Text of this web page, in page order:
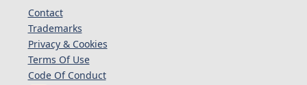
Contact
Trademarks
Privacy & Cookies
Terms Of Use
Code Of Conduct